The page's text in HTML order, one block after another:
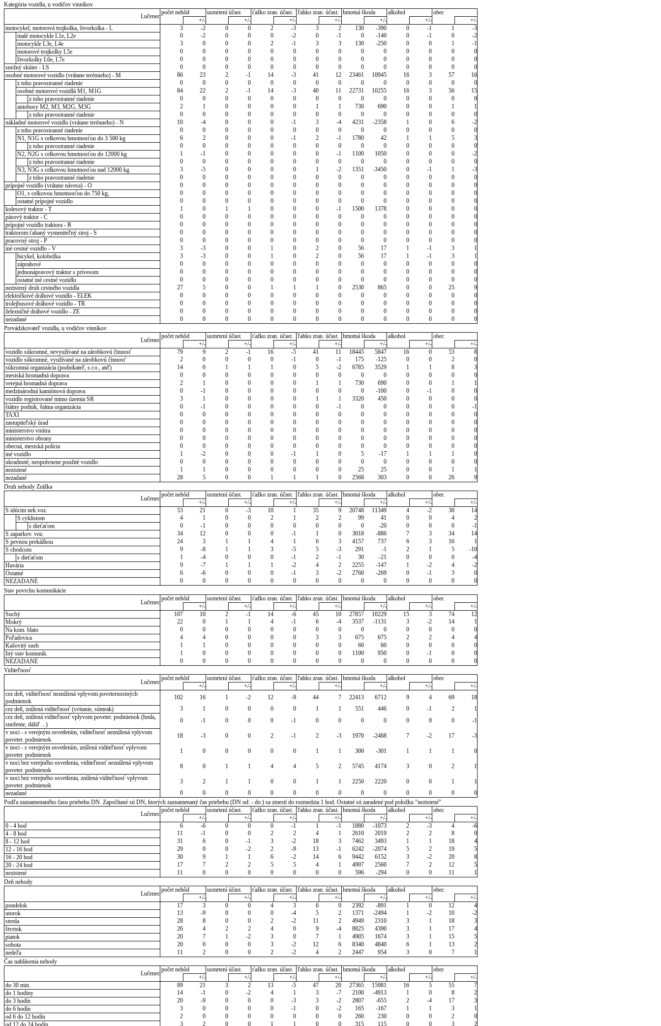
Kategória vozidla, u vodičov vinníkov
Lučenec
počet nehôd usmrtení účast. ťažko zran. účast. ľahko zran. účast. hmotná škoda alkohol
obec
+/-
+/- +/- +/- +/- +/-
+/-
motocykel, motorová trojkolka, štvorkolka - L
3 -2 0 0 2 -3 3 2 130 -390 0 -1 1
-3
malé motocykle L1e, L2e
0 -2 0 0 0 -2 0 -1 0 -140 0 -1 0
-2
motocykle L3e, L4e
3 0 0 0 2 -1 3 3 130 -250 0 0 1
-1
motorové trojkolky L5e
0 0 0 0 0 0 0 0 0 0 0 0 0
0
štvorkolky L6e, L7e
0 0 0 0 0 0 0 0 0 0 0 0 0
0
snežný skúter - LS
0 0 0 0 0 0 0 0 0 0 0 0 0
0
osobné motorové vozidlo (vrátane terénneho) - M
86 23 2 -1 14 -3 41 12 23461 10945 16 3 57
16
z toho pravostranné riadenie
0 0 0 0 0 0 0 0 0 0 0 0 0
0
osobné motorové vozidlá M1, M1G
84 22 2 -1 14 -3 40 11 22731 10255 16 3 56
15
z toho pravostranné riadenie
0 0 0 0 0 0 0 0 0 0 0 0 0
0
autobusy M2, M3, M2G, M3G
2 1 0 0 0 0 1 1 730 690 0 0 1
1
z toho pravostranné riadenie
0 0 0 0 0 0 0 0 0 0 0 0 0
0
nákladné motorové vozidlo (vrátane terénneho) - N
10 -4 0 0 0 -1 3 -4 4231 -2358 1 0 6
-2
z toho pravostranné riadenie
0 0 0 0 0 0 0 0 0 0 0 0 0
0
N1, N1G s celkovou hmotnosťou do 3 500 kg
6 2 0 0 0 -1 2 -1 1780 42 1 1 5
3
z toho pravostranné riadenie
0 0 0 0 0 0 0 0 0 0 0 0 0
0
N2, N2G s celkovou hmotnosťou do 12000 kg
1 -1 0 0 0 0 0 -1 1100 1050 0 0 0
-2
z toho pravostranné riadenie
0 0 0 0 0 0 0 0 0 0 0 0 0
0
N3, N3G s celkovou hmotnosťou nad 12000 kg
3 -5 0 0 0 0 1 -2 1351 -3450 0 -1 1
-3
z toho pravostranné riadenie
0 0 0 0 0 0 0 0 0 0 0 0 0
0
prípojné vozidlo (vrátane návesa) - O
0 0 0 0 0 0 0 0 0 0 0 0 0
0
O1, s celkovou hmotnosťou do 750 kg,
0 0 0 0 0 0 0 0 0 0 0 0 0
0
ostatné prípojné vozidlo
0 0 0 0 0 0 0 0 0 0 0 0 0
0
kolesový traktor - T
1 0 1 1 0 0 0 -1 1500 1378 0 0 0
0
pásový traktor - C
0 0 0 0 0 0 0 0 0 0 0 0 0
0
prípojné vozidlo traktora - R
0 0 0 0 0 0 0 0 0 0 0 0 0
0
traktorom ťahaný vymeniteľný stroj - S
0 0 0 0 0 0 0 0 0 0 0 0 0
0
pracovný stroj - P
0 0 0 0 0 0 0 0 0 0 0 0 0
0
iné cestné vozidlo - V
3 -3 0 0 1 0 2 0 56 17 1 -1 3
1
bicykel, kolobežka
3 -3 0 0 1 0 2 0 56 17 1 -1 3
1
záprahové
0 0 0 0 0 0 0 0 0 0 0 0 0
0
jednonápravový traktor s prívesom
0 0 0 0 0 0 0 0 0 0 0 0 0
0
ostatné iné cestné vozidlo
0 0 0 0 0 0 0 0 0 0 0 0 0
0
nezistený druh cestného vozidla
27 5 0 0 1 1 1 0 2530 865 0 0 25
9
električkové dráhové vozidlo - ELEK
0 0 0 0 0 0 0 0 0 0 0 0 0
0
trolejbusové dráhové vozidlo - TR
0 0 0 0 0 0 0 0 0 0 0 0 0
0
železničné dráhové vozidlo - ZE
0 0 0 0 0 0 0 0 0 0 0 0 0
0
nezadané
0 0 0 0 0 0 0 0 0 0 0 0 0
0
Prevádzkovateľ vozidla, u vodičov vinníkov
Lučenec
počet nehôd usmrtení účast. ťažko zran. účast. ľahko zran. účast. hmotná škoda alkohol
obec
+/-
+/- +/- +/- +/- +/-
+/-
vozidlo súkromné, nevyužívané na zárobkovú činnosť
79 9 2 -1 16 -5 41 11 18445 5847 16 0 53
8
vozidlo súkromné, využívané na zárobkovú činnosť
2 0 0 0 0 -1 0 -1 175 -125 0 0 2
0
súkromná organizácia (podnikateľ, s.r.o., atď)
14 6 1 1 1 0 5 -2 6785 3529 1 1 8
3
mestská hromadná doprava
0 0 0 0 0 0 0 0 0 0 0 0 0
0
verejná hromadná doprava
2 1 0 0 0 0 1 1 730 690 0 0 1
1
medzinárodná kamiónová doprava
0 -1 0 0 0 0 0 0 0 -100 0 -1 0
0
vozidlo registrované mimo územia SR
3 1 0 0 0 0 1 1 3320 450 0 0 0
0
štátny podnik, štátna organizácia
0 -1 0 0 0 0 0 -1 0 0 0 0 0
-1
TAXI
0 0 0 0 0 0 0 0 0 0 0 0 0
0
zastupiteľský úrad
0 0 0 0 0 0 0 0 0 0 0 0 0
0
ministerstvo vnútra
0 0 0 0 0 0 0 0 0 0 0 0 0
0
ministerstvo obrany
0 0 0 0 0 0 0 0 0 0 0 0 0
0
obecná, mestská polícia
0 0 0 0 0 0 0 0 0 0 0 0 0
0
iné vozidlo
1 -2 0 0 0 -1 1 0 5 -17 1 1 1
0
ukradnuté, neoprávnene použité vozidlo
0 0 0 0 0 0 0 0 0 0 0 0 0
0
nezistené
1 1 0 0 0 0 0 0 25 25 0 0 1
1
nezadané
28 5 0 0 1 1 1 0 2568 303 0 0 26
9
Druh nehody Zrážka
Lučenec
počet nehôd usmrtení účast. ťažko zran. účast. ľahko zran. účast. hmotná škoda alkohol
obec
+/-
+/- +/- +/- +/- +/-
+/-
S idúcim nek.voz.
53 21 0 -3 10 1 35 9 20748 11349 4 -2 30
14
S cyklistom
4 1 0 0 2 1 2 2 99 41 0 0 4
2
s dieťaťom
0 -1 0 0 0 0 0 0 0 -20 0 0 0
-1
S zaparkov. voz.
34 12 0 0 0 -1 1 0 3018 -886 7 3 34
14
S pevnou prekážkou
24 3 1 1 4 1 6 3 4157 737 6 3 16
1
S chodcom
9 -8 1 1 3 -5 5 -3 291 -1 2 1 5
-10
s dieťaťom
1 -4 0 0 0 -1 2 -1 30 -21 0 0 0
-4
Havária
9 -7 1 1 1 -2 4 2 2255 -147 1 -2 4
-2
Ostatné
6 -6 0 0 0 -1 3 -2 2760 -269 0 -1 3
0
NEZADANÉ
0 0 0 0 0 0 0 0 0 0 0 0 0
0
Stav povrchu komunikácie
Lučenec
počet nehôd usmrtení účast. ťažko zran. účast. ľahko zran. účast. hmotná škoda alkohol
obec
+/-
+/- +/- +/- +/- +/-
+/-
Suchý
107 10 2 -1 14 -6 45 10 27857 10229 15 3 74
12
Mokrý
22 0 1 1 4 -1 6 -4 3537 -1131 3 -2 14
1
Na kom. blato
0 0 0 0 0 0 0 0 0 0 0 0 0
0
Poľadovica
4 4 0 0 0 0 3 3 675 675 2 2 4
4
Kašovitý sneh
1 1 0 0 0 0 0 0 60 60 0 0 0
0
Iný stav komunik.
1 0 0 0 0 0 0 0 1100 950 0 -1 0
0
NEZADANÉ
0 0 0 0 0 0 0 0 0 0 0 0 0
0
Viditeľnosť
Lučenec
počet nehôd usmrtení účast. ťažko zran. účast. ľahko zran. účast. hmotná škoda alkohol
obec
+/-
+/- +/- +/- +/- +/-
+/-
cez deň, viditeľnosť neznížená vplyvom poveternostných
podmienok
102 16 1 -2 12 -9 44 7 22413 6712 9 4 69
18
cez deň, znížená viditeľnosť (svitanie, súmrak)
3 1 0 0 0 0 1 1 551 446 0 -1 2
1
cez deň, znížená viditeľnosť vplyvom poveter. podmienok (hmla,
sneženie, dážď ...)
0 -1 0 0 0 -1 0 0 0 0 0 0 0
-1
v noci - s verejným osvetlením, viditeľnosť neznížená vplyvom
poveter. podmienok
18 -3 0 0 2 -1 2 -3 1970 -2468 7 -2 17
-3
v noci - s verejným osvetlením, znížená viditeľnosť vplyvom
poveter. podmienok
1 0 0 0 0 0 1 1 300 -301 1 1 1
0
v noci bez verejného osvetlenia, viditeľnosť neznížená vplyvom
poveter. podmienok
8 0 1 1 4 4 5 2 5745 4174 3 0 2
1
v noci bez verejného osvetlenia, znížená viditeľnosť vplyvom
poveter. podmienok
3 2 1 1 0 0 1 1 2250 2220 0 0 1
1
nezadané
0 0 0 0 0 0 0 0 0 0 0 0 0
0
Podľa zaznamenaného času priebehu DN. Započítané sú DN, ktorých zaznamenaný čas priebehu (DN od: - do:) sa zmestí do rozmedzia 1 hod. Ostatné sú zaradené pod položku "nezistené"
Lučenec
počet nehôd usmrtení účast. ťažko zran. účast. ľahko zran. účast. hmotná škoda alkohol
obec
+/-
+/- +/- +/- +/- +/-
+/-
0 - 4 hod
6 -6 0 0 0 -1 1 -1 1880 -1073 2 -3 4
-6
4 - 8 hod
11 -1 0 0 2 2 4 1 2610 2019 2 2 8
0
8 - 12 hod
31 6 0 -1 3 -2 18 3 7462 3493 1 1 18
4
12 - 16 hod
29 0 0 -2 2 -9 13 -1 6242 -2074 5 2 19
5
16 - 20 hod
30 9 1 1 6 -2 14 6 9442 6152 3 -2 20
8
20 - 24 hod
17 7 2 2 5 5 4 1 4997 2560 7 2 12
5
nezistené
11 0 0 0 0 0 0 0 596 -294 0 0 11
1
Deň nehody
Lučenec
počet nehôd usmrtení účast. ťažko zran. účast. ľahko zran. účast. hmotná škoda alkohol
obec
+/-
+/- +/- +/- +/- +/-
+/-
pondelok
17 3 0 0 4 3 6 0 2392 -891 1 0 12
4
utorok
13 -9 0 0 0 -4 5 2 1371 -2494 1 -2 10
-2
streda
28 8 0 0 2 -2 11 2 4949 2310 3 1 18
3
štvrtok
26 4 2 2 4 0 9 -4 8825 4390 3 1 17
4
piatok
20 7 1 -2 3 0 7 1 4905 1674 3 1 15
5
sobota
20 0 0 0 3 -2 12 6 8340 4840 6 1 13
2
nedeľa
11 2 0 0 2 -2 4 2 2447 954 3 0 7
1
Čas nahlásenia nehody
Lučenec
počet nehôd usmrtení účast. ťažko zran. účast. ľahko zran. účast. hmotná škoda alkohol
obec
+/-
+/- +/- +/- +/- +/-
+/-
do 30 min.
89 21 3 2 13 -5 47 20 27365 15981 16 5 55
7
do 1 hodiny
14 -1 0 -2 4 1 3 -7 2100 -4913 1 0 8
2
do 3 hodín
20 -9 0 0 0 -3 3 -2 2807 -655 2 -4 17
3
do 6 hodín
3 0 0 0 0 -1 0 -2 165 -167 1 1 3
1
od 6 do 12 hodín
2 0 0 0 0 0 0 0 260 230 0 0 2
0
3 2 0 0 1 1 0 0 315 115 0 0 3 2